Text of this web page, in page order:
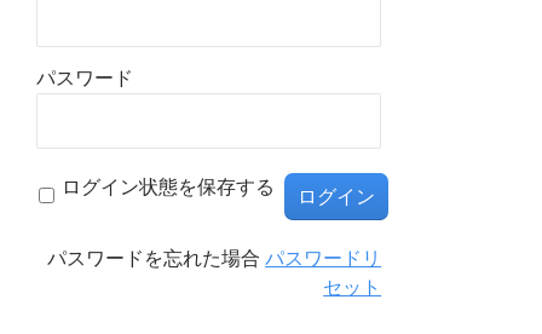
パスワード
ログイン状態を保存する
パスワードを忘れた場合パスワードリ
セット